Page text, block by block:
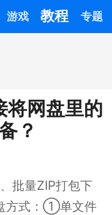
游戏 教程 专题
将网盘里的
？
批量ZIP打包下
方式：①单文件